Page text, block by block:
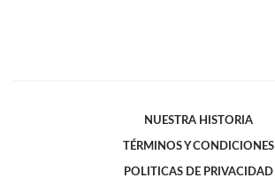
NUESTRA HISTORIA
TÉRMINOS Y CONDICIONES
POLITICAS DE PRIVACIDAD